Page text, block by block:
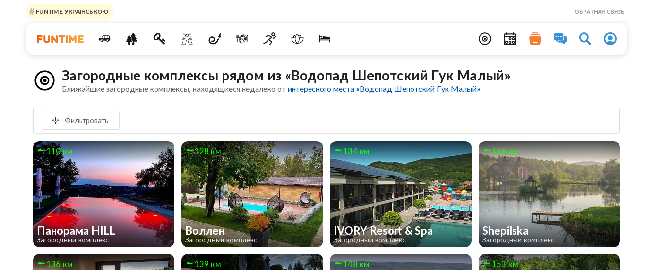
FUNTIME УКРАЇНСЬКОЮ ОБРАТНАЯ СВЯЗЬ
Загородные комплексы рядом из «Водопад Шепотский Гук Малый»
Ближайшие загородные комплексы, находящиеся недалеко отинтересного места «Водопад Шепотский Гук Малый»
Фильтровать
110 км
Панорама HILL
Загородный комплекс
128 км
Воллен
Загородный комплекс
134 км
IVORY Resort & Spa
Загородный комплекс
136 км
Shepilska
Загородный комплекс
136 км 139 км 148 км 153 км